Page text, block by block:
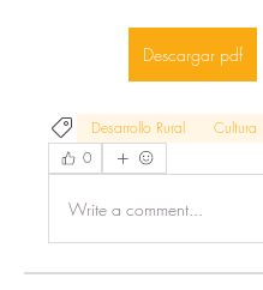
Descargar pdf
Desarrollo Rural
Cultura
0
Write a comment...